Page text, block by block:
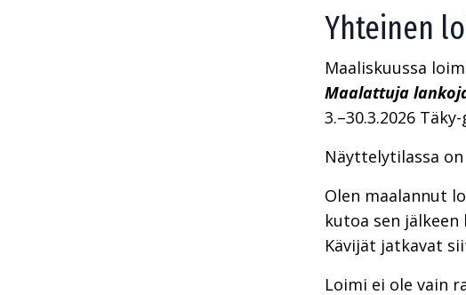
Yhteinen
Maaliskuussa
Maalattuja
3.–30.3.2026
Näyttelytilassa
Olen maalannut
kutoa sen
Kävijät jatkavat
Loimi ei ole vain